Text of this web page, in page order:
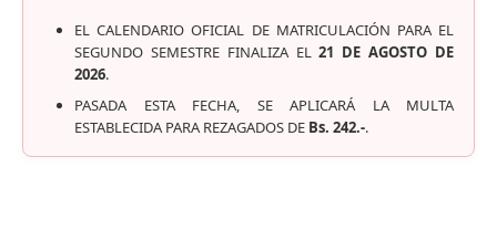
EL CALENDARIO OFICIAL DE MATRICULACIÓN PARA EL
SEGUNDO SEMESTRE FINALIZA EL21 DE AGOSTO DE
2026.
PASADA ESTA FECHA, SE APLICARÁ LA MULTA
ESTABLECIDA PARA REZAGADOS DE Bs. 242.-.